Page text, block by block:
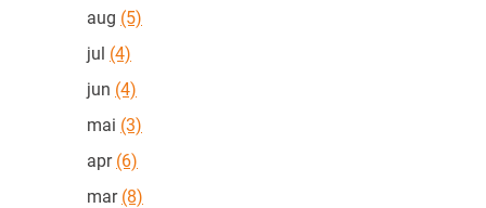
aug (5)
jul (4)
jun (4)
mai (3)
apr(6)
mar(8)